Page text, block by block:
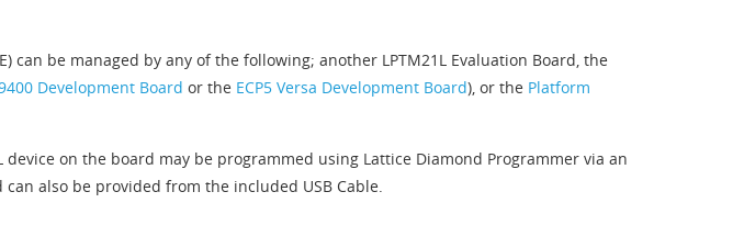
can be managed by any of the following; another LPTM21L Evaluation Board, the
Development Board or the ECP5 Versa Development Board), or the Platform
device on the board may be programmed using Lattice Diamond Programmer via an
also be provided from the included USB Cable.